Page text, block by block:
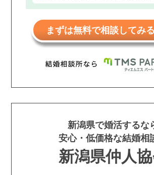
まずは無料で相談してみる
新潟県で婚活するな
安心・低価格な結婚相
新潟県仲人